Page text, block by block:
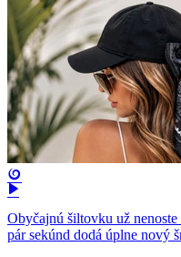
Obyčajnú šiltovku už
pár sekúnd dodá úplne nový